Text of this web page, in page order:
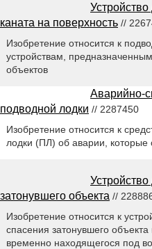
каната на поверхность //
Изобретение относится к
устройствам,
объектов
Аварийно-
подводной лодки // 2287450
Изобретение относится к
лодки (ПЛ) об аварии, которые
затонувшего объекта //
Изобретение относится к
спасения затонувшего
временно находящегося под